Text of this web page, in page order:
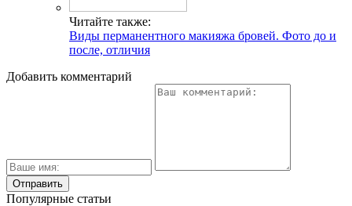
Читайте также:
Виды перманентного макияжа бровей. Фото до и
после, отличия
Добавить комментарий
Популярные статьи